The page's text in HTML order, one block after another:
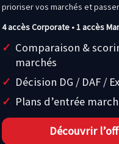
prioriser vos marchés et passer
4 accès Corporate • 1 accès
Comparaison &
marchés
Décision DG / DAF /
Plans d’entrée
Découvrir